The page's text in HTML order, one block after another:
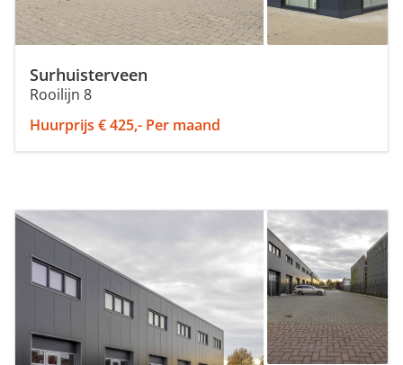
Surhuisterveen
Rooilijn 8
Huurprijs € 425,- Per maand